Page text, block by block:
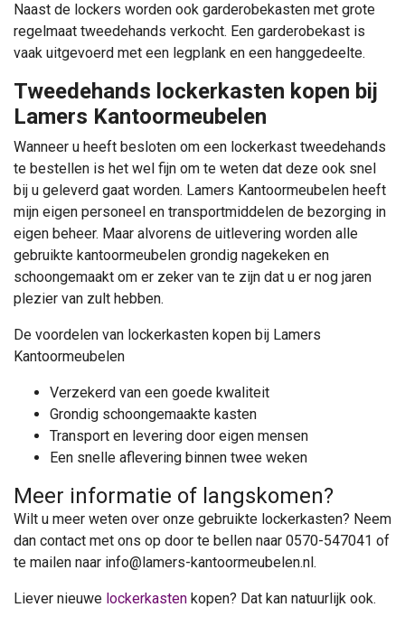
Naast de lockers worden ook garderobekasten met grote
regelmaat tweedehands verkocht. Een garderobekast is
vaak uitgevoerd met een legplank en een hanggedeelte.
Tweedehands lockerkasten kopen bij
Lamers Kantoormeubelen
Wanneer u heeft besloten om een lockerkast tweedehands
te bestellen is het wel fijn om te weten dat deze ook snel
bij u geleverd gaat worden. Lamers Kantoormeubelen heeft
mijn eigen personeel en transportmiddelen de bezorging in
eigen beheer. Maar alvorens de uitlevering worden alle
gebruikte kantoormeubelen grondig nagekeken en
schoongemaakt om er zeker van te zijn dat u er nog jaren
plezier van zult hebben.
De voordelen van lockerkasten kopen bij Lamers
Kantoormeubelen
Verzekerd van een goede kwaliteit
Grondig schoongemaakte kasten
Transport en levering door eigen mensen
Een snelle aflevering binnen twee weken
Meer informatie of langskomen?
Wilt u meer weten over onze gebruikte lockerkasten? Neem
dan contact met ons op door te bellen naar 0570-547041 of
te mailen naar info@lamers-kantoormeubelen.nl .
Liever nieuwe lockerkasten kopen? Dat kan natuurlijk ook.